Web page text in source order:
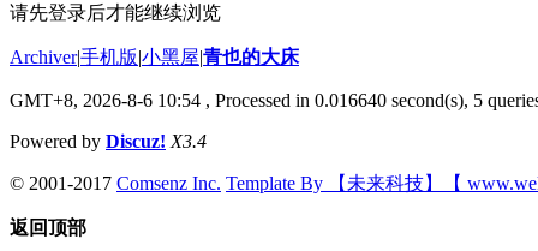
请先登录后才能继续浏览
Archiver|手机版|小黑屋|青也的大床
GMT+8, 2026-8-6 10:54 , Processed in 0.016640 second(s), 5
Powered by Discuz! X3.4
© 2001-2017 Comsenz Inc. Template By 【未来科技】【
返回顶部